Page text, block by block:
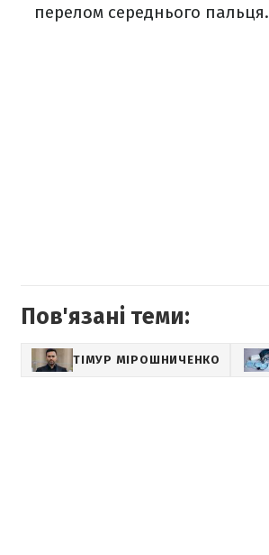
перелом середнього пальця.
Пов'язані теми:
ТІМУР МІРОШНИЧЕНКО